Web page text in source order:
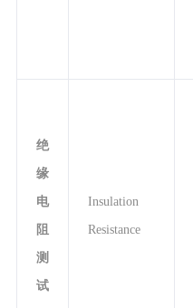
绝
缘
电
阻
测
试
Insulation
Resistance